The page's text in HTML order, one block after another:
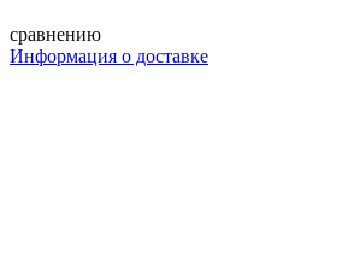
сравнению
Информация о доставке